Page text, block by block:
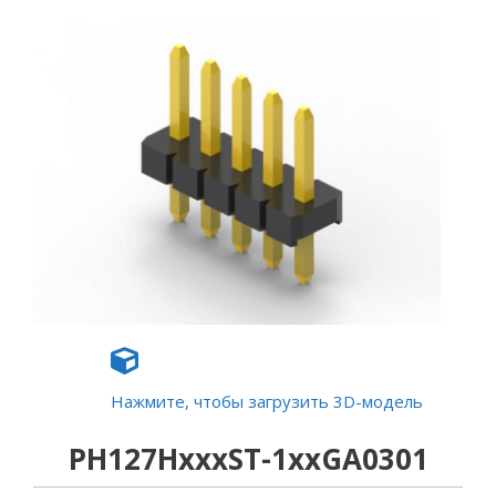
Нажмите, чтобы загрузить 3D-модель
PH127HxxxST-1xxGA0301